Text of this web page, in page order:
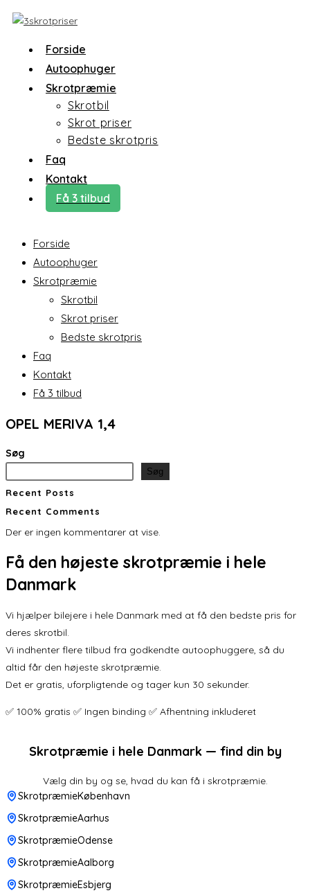
Skip
content
Forside
Autoophuger
Skrotpræmie
Skrotbil
Skrot priser
Bedste skrotpris
Faq
Kontakt
Få 3 tilbud
Forside
Autoophuger
Skrotpræmie
Skrotbil
Skrot priser
Bedste skrotpris
Faq
Kontakt
Få 3 tilbud
OPEL MERIVA 1,4
Søg
Søg
Recent Posts
Recent Comments
Der er ingen kommentarer at vise.
Få den højeste skrotpræmie i hele
Danmark
Vi hjælper bilejere i hele Danmark med at få den bedste pris for
deres skrotbil.
Vi indhenter flere tilbud fra godkendte autoophuggere, så du
altid får den højeste skrotpræmie.
Det er gratis, uforpligtende og tager kun 30 sekunder.
✅ 100% gratis ✅ Ingen binding ✅ Afhentning inkluderet
Skrotpræmie i hele Danmark — find din by
Vælg din by og se, hvad du kan få i skrotpræmie.
SkrotpræmieKøbenhavn
SkrotpræmieAarhus
SkrotpræmieOdense
SkrotpræmieAalborg
SkrotpræmieEsbjerg